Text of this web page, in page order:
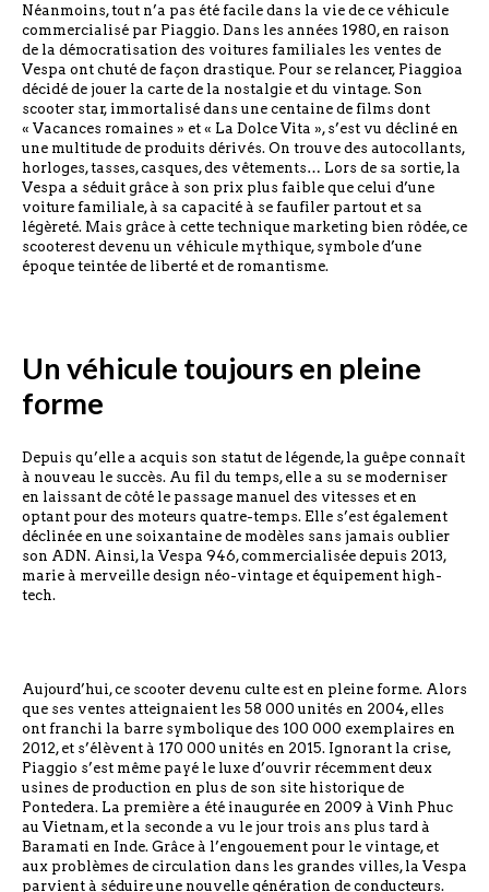
Néanmoins, tout n’a pas été facile dans la vie de ce véhicule
commercialisé par Piaggio. Dans les années 1980, en raison
de la démocratisation des voitures familiales les ventes de
Vespa ont chuté de façon drastique. Pour se relancer, Piaggioa
décidé de jouer la carte de la nostalgie et du vintage. Son
scooter star, immortalisé dans une centaine de films dont
« Vacances romaines » et « La Dolce Vita », s’est vu décliné en
une multitude de produits dérivés. On trouve des autocollants,
horloges, tasses, casques, des vêtements… Lors de sa sortie, la
Vespa a séduit grâce à son prix plus faible que celui d’une
voiture familiale, à sa capacité à se faufiler partout et sa
légèreté. Mais grâce à cette technique marketing bien rôdée, ce
scooterest devenu un véhicule mythique, symbole d’une
époque teintée de liberté et de romantisme.
Un véhicule toujours en pleine
forme
Depuis qu’elle a acquis son statut de légende, la guêpe connaît
à nouveau le succès. Au fil du temps, elle a su se moderniser
en laissant de côté le passage manuel des vitesses et en
optant pour des moteurs quatre-temps. Elle s’est également
déclinée en une soixantaine de modèles sans jamais oublier
son ADN. Ainsi, la Vespa 946, commercialisée depuis 2013,
marie à merveille design néo-vintage et équipement high-
tech.
Aujourd’hui, ce scooter devenu culte est en pleine forme. Alors
que ses ventes atteignaient les 58 000 unités en 2004, elles
ont franchi la barre symbolique des 100 000 exemplaires en
2012, et s’élèvent à 170 000 unités en 2015. Ignorant la crise,
Piaggio s’est même payé le luxe d’ouvrir récemment deux
usines de production en plus de son site historique de
Pontedera. La première a été inaugurée en 2009 à Vinh Phuc
au Vietnam, et la seconde a vu le jour trois ans plus tard à
Baramati en Inde. Grâce à l’engouement pour le vintage, et
aux problèmes de circulation dans les grandes villes, la Vespa
parvient à séduire une nouvelle génération de conducteurs.